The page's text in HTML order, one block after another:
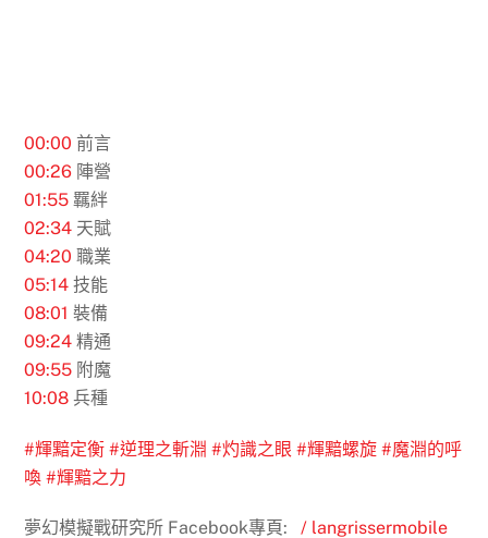
00:00 ​ 前言
00:26 陣營
01:55 羈絆
02:34 天賦
04:20 職業
05:14 技能
08:01 裝備
09:24 精通
09:55 附魔
10:08 兵種
#輝黯定衡 #逆理之斬淵 #灼識之眼 #輝黯螺旋 #魔淵的呼
喚 #輝黯之力
夢幻模擬戰研究所 Facebook專頁:
/ langrissermobile